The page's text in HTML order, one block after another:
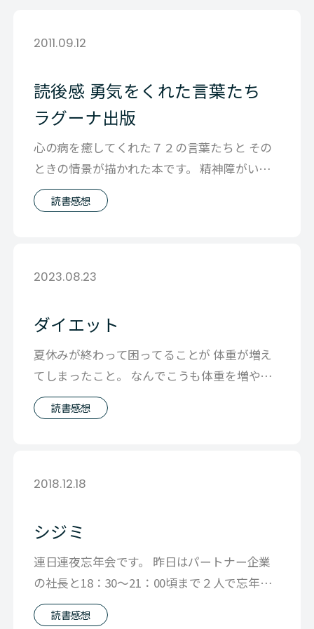
2011.09.12
読後感 勇気をくれた言葉たち
ラグーナ出版
心の病を癒してくれた７２の言葉たちと その
ときの情景が描かれた本です。 精神障がい者
かそうでないかにかかわらず、誰しも
読書感想
2023.08.23
ダイエット
夏休みが終わって困ってることが 体重が増え
てしまったこと。 なんでこうも体重を増やす
のは簡単で 体重を減らすのは大変なの
読書感想
2018.12.18
シジミ
連日連夜忘年会です。 昨日はパートナー企業
の社長と18：30～21：00頃まで２人で忘年
会！ そこから、今度はご縁があっ
読書感想